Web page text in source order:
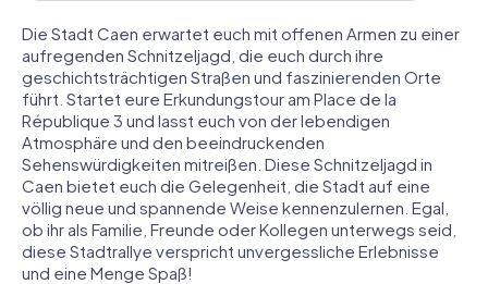
Die Stadt Caen erwartet euch mit offenen Armen zu einer
aufregenden Schnitzeljagd, die euch durch ihre
geschichtsträchtigen Straßen und faszinierenden Orte
führt. Startet eure Erkundungstour am Place de la
République 3 und lasst euch von der lebendigen
Atmosphäre und den beeindruckenden
Sehenswürdigkeiten mitreißen. Diese Schnitzeljagd in
Caen bietet euch die Gelegenheit, die Stadt auf eine
völlig neue und spannende Weise kennenzulernen. Egal,
ob ihr als Familie, Freunde oder Kollegen unterwegs seid,
diese Stadtrallye verspricht unvergessliche Erlebnisse
und eine Menge Spaß!